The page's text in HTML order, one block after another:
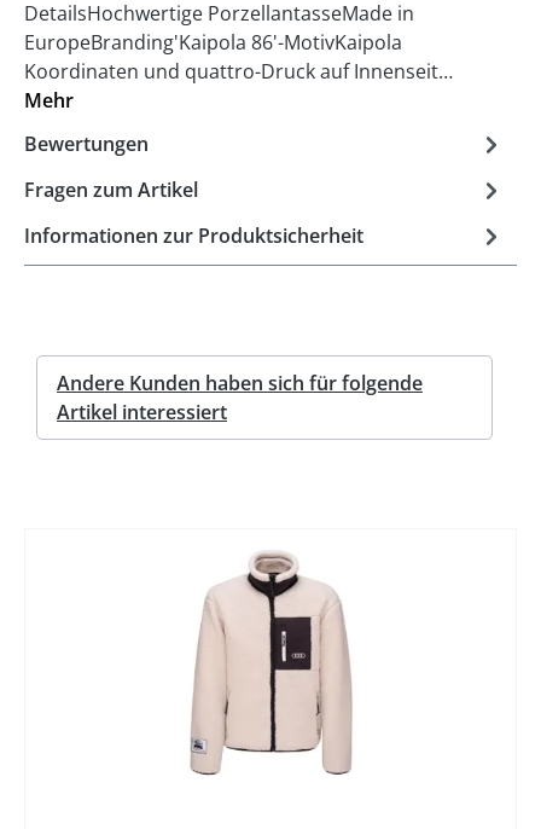
DetailsHochwertige PorzellantasseMade in
EuropeBranding'Kaipola 86'-MotivKaipola
Koordinaten und quattro-Druck auf Innenseit…
Mehr
Bewertungen
Fragen zum Artikel
Informationen zur Produktsicherheit
Andere Kunden haben sich für folgende
Artikel interessiert